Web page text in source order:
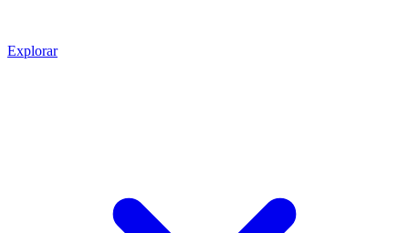
Explorar